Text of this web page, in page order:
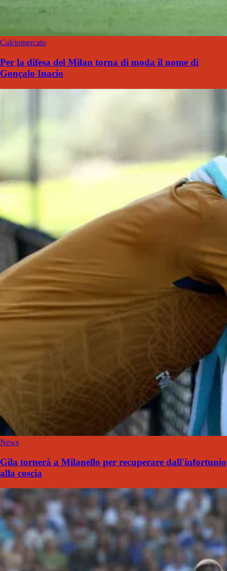
Calciomercato
Per la difesa del Milan torna di moda il nome di
Gonçalo Inacio
News
Gila tornerà a Milanello per recuperare dall'infortunio
alla coscia